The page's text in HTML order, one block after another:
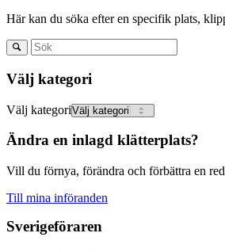
Här kan du söka efter en specifik plats,
Välj kategori
Välj kategori
Ändra en inlagd klätterplats?
Vill du förnya, förändra och förbättra en
Till mina införanden
Sverigeföraren